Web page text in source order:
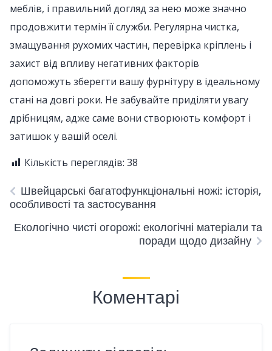
меблів, і правильний догляд за нею може значно
продовжити термін її служби. Регулярна чистка,
змащування рухомих частин, перевірка кріплень і
захист від впливу негативних факторів
допоможуть зберегти вашу фурнітуру в ідеальному
стані на довгі роки. Не забувайте приділяти увагу
дрібницям, адже саме вони створюють комфорт і
затишок у вашій оселі.
Кількість переглядів: 38
Швейцарські багатофункціональні ножі: історія,
особливості та застосування
Екологічно чисті огорожі: екологічні матеріали та
поради щодо дизайну
Коментарі